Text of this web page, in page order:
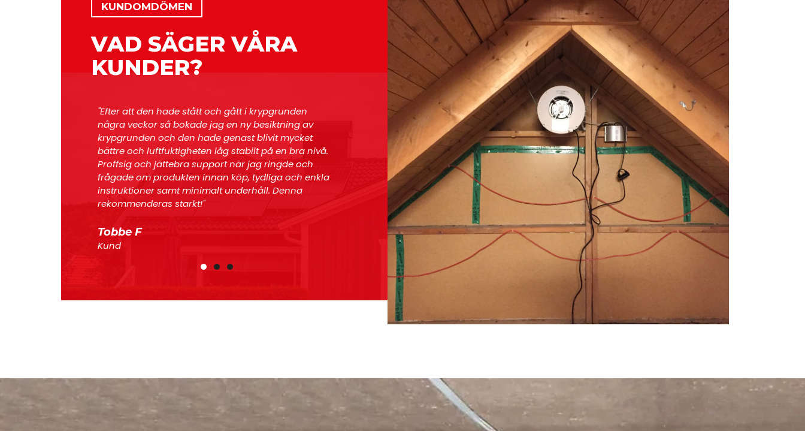
KUNDOMDÖMEN
VAD SÄGER VÅRA
KUNDER?
"Trevliga killar som utförde jobbet snabbt och
effektivt. Bra bemötande vid beställningen."
Lars L
Kund
"Väldigt bra bemötande och riklig information."
"Efter att den hade stått och gått i krypgrunden
några veckor så bokade jag en ny besiktning av
krypgrunden och den hade genast blivit mycket
bättre och luftfuktigheten låg stabilt på en bra
Proffsig och jättebra support när jag ringde och
frågade om produkten innan köp, tydliga och
instruktioner samt minimalt underhåll. Denna
rekommenderas starkt!"
Tobbe F
Kund